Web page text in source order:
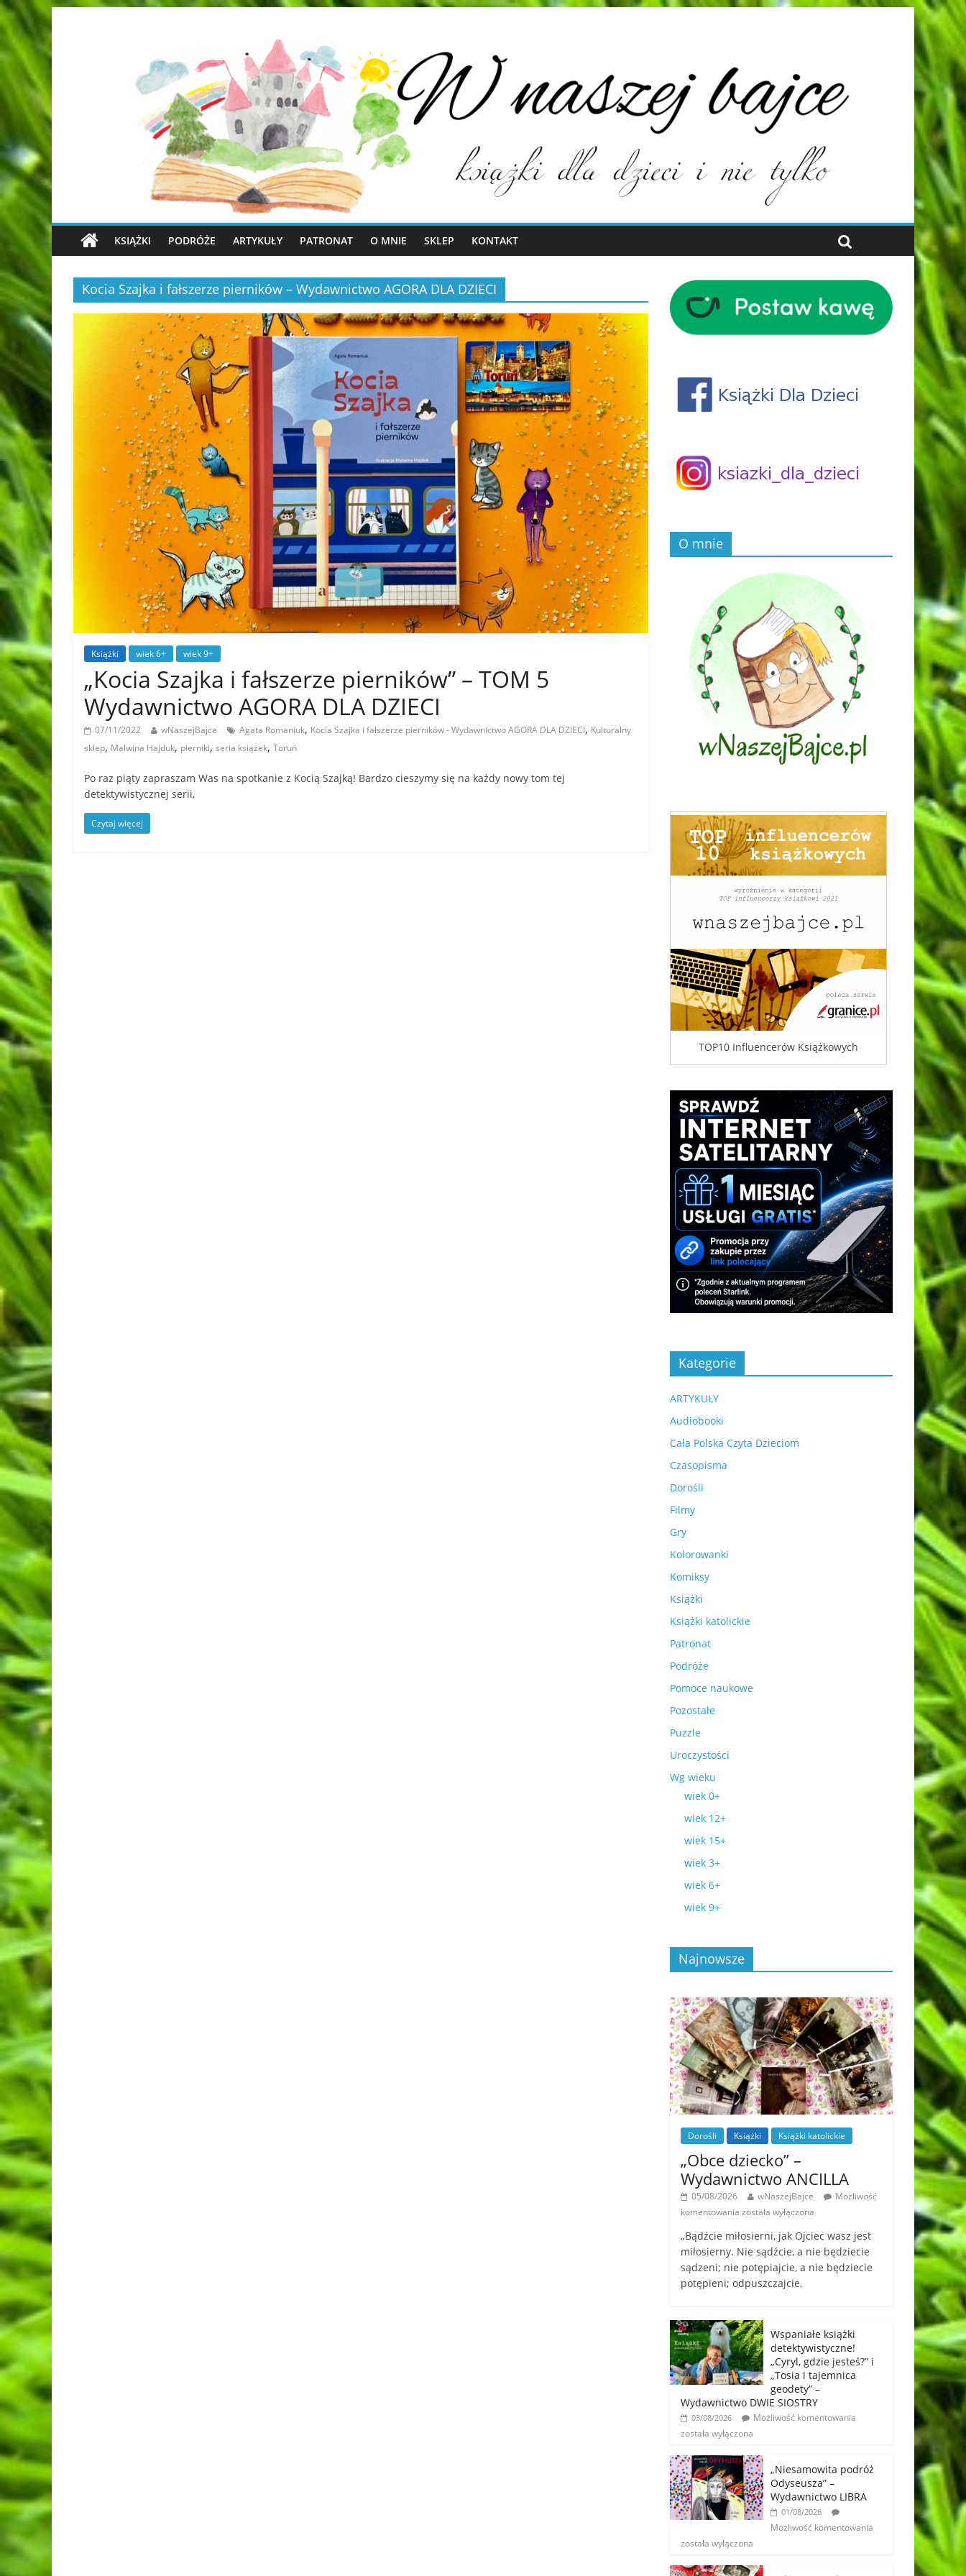
KSIĄŻKI PODRÓŻE ARTYKUŁY PATRONAT O MNIE SKLEP KONTAKT
Kocia Szajka i fałszerze pierników – Wydawnictwo AGORA DLA DZIECI
Książki wiek 6+ wiek 9+
„Kocia Szajka i fałszerze pierników” – TOM 5
Wydawnictwo AGORA DLA DZIECI
07/11/2022 wNaszejBajce Agata Romaniuk, Kocia Szajka i fałszerze pierników - Wydawnictwo AGORA DLA DZIECI, Kulturalny
sklep, Malwina Hajduk, pierniki, seria książek, Toruń
Po raz piąty zapraszam Was na spotkanie z Kocią Szajką! Bardzo cieszymy się na każdy nowy tom tej
detektywistycznej serii,
Czytaj więcej
O mnie
TOP10 Influencerów Książkowych
Kategorie
ARTYKUŁY
Audiobooki
Cała Polska Czyta Dzieciom
Czasopisma
Dorośli
Filmy
Gry
Kolorowanki
Komiksy
Książki
Książki katolickie
Patronat
Podróże
Pomoce naukowe
Pozostałe
Puzzle
Uroczystości
Wg wieku
wiek 0+
wiek 12+
wiek 15+
wiek 3+
wiek 6+
wiek 9+
Najnowsze
Dorośli Książki Książki katolickie
„Obce dziecko” –
Wydawnictwo ANCILLA
05/08/2026 wNaszejBajce
Możliwość
komentowania została wyłączona
„Bądźcie miłosierni, jak Ojciec wasz jest
miłosierny. Nie sądźcie, a nie będziecie
sądzeni; nie potępiajcie, a nie będziecie
potępieni; odpuszczajcie,
Wspaniałe książki
detektywistyczne!
„Cyryl, gdzie jesteś?” i
„Tosia i tajemnica
geodety” –
Wydawnictwo DWIE SIOSTRY
03/08/2026
Możliwość komentowania
została wyłączona
„Niesamowita podróż
Odyseusza” –
Wydawnictwo LIBRA
01/08/2026
Możliwość komentowania
została wyłączona